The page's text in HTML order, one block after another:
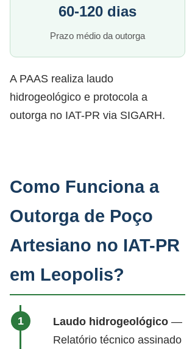
60-120 dias
Prazo médio da outorga
A PAAS realiza laudo
hidrogeológico e protocola a
outorga no IAT-PR via SIGARH.
Como Funciona a
Outorga de Poço
Artesiano no IAT-PR
em Leopolis?
Laudo hidrogeológico —
Relatório técnico assinado